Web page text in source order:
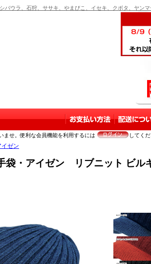
ラ、石狩、ササキ、やまびこ、イセキ、クボタ、ヤンマ
ませ。便利な会員機能を利用するには してくだ
ゼン
・アイゼン リブニット ビル